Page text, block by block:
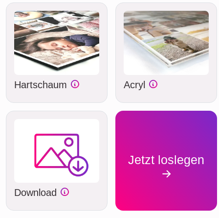
Hartschaum Acryl
Download
Jetzt loslegen